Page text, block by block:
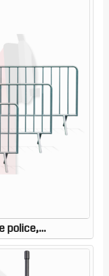
police,...